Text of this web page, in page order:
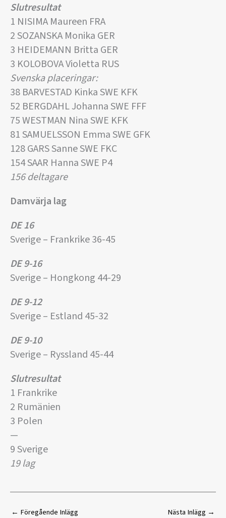
Slutresultat
1 NISIMA Maureen FRA
2 SOZANSKA Monika GER
3 HEIDEMANN Britta GER
3 KOLOBOVA Violetta RUS
Svenska placeringar:
38 BARVESTAD Kinka SWE KFK
52 BERGDAHL Johanna SWE FFF
75 WESTMAN Nina SWE KFK
81 SAMUELSSON Emma SWE GFK
128 GARS Sanne SWE FKC
154 SAAR Hanna SWE P4
156 deltagare
Damvärja lag
DE 16
Sverige – Frankrike 36-45
DE 9-16
Sverige – Hongkong 44-29
DE 9-12
Sverige – Estland 45-32
DE 9-10
Sverige – Ryssland 45-44
Slutresultat
1 Frankrike
2 Rumänien
3 Polen
—
9 Sverige
19 lag
← Föregående Inlägg Nästa Inlägg →